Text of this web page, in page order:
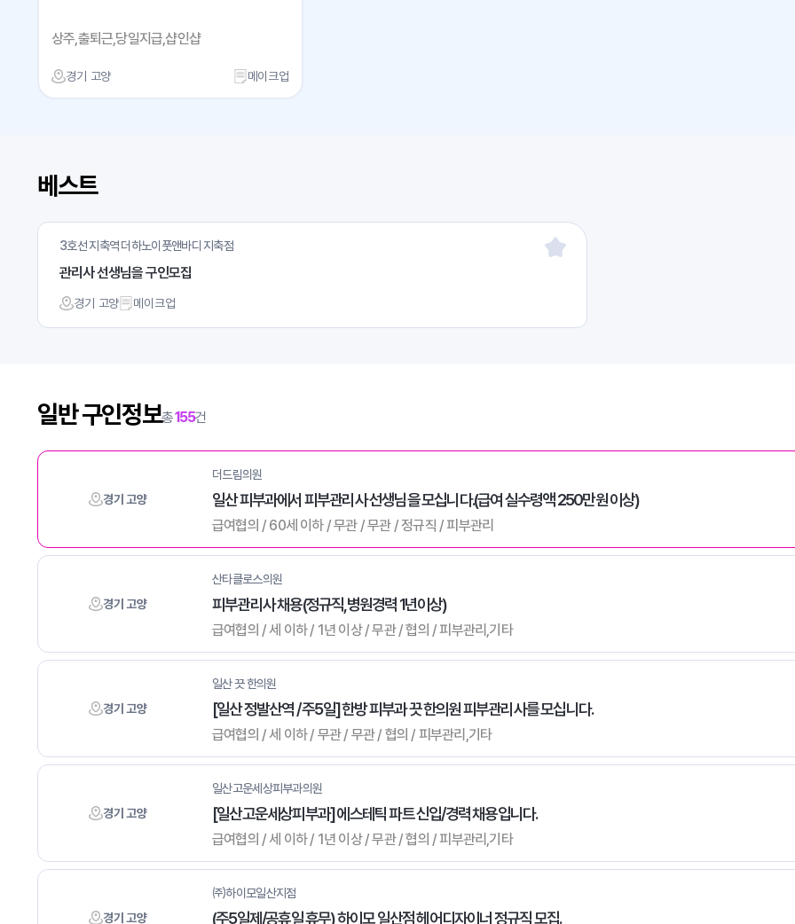
상주,출퇴근,당일지급,샵인샵
경기 고양 메이크업
베스트
3호선 지축역 더하노이풋앤바디 지축점
관리사 선생님을 구인모집
경기 고양 메이크업
일반 구인정보총155건
경기 고양
더드림의원
일산 피부과에서 피부관리사 선생님을 모십니다.(급여 실수령액 250만원 이상)
급여협의 / 60세 이하 / 무관 / 무관 / 정규직 / 피부관리
경기 고양
산타클로스의원
피부관리사 채용(정규직,병원경력 1년이상)
급여협의 / 세 이하 / 1년 이상 / 무관 / 협의 / 피부관리,기타
경기 고양
일산 끗 한의원
[일산 정발산역 / 주5일] 한방 피부과 끗 한의원 피부관리사를 모십니다.
급여협의 / 세 이하 / 무관 / 무관 / 협의 / 피부관리,기타
경기 고양
일산고운세상피부과의원
[일산고운세상피부과] 에스테틱 파트 신입/경력 채용입니다.
급여협의 / 세 이하 / 1년 이상 / 무관 / 협의 / 피부관리,기타
경기 고양
㈜하이모일산지점
(주5일제/공휴일 휴무) 하이모 일산점 헤어디자이너 정규직 모집.